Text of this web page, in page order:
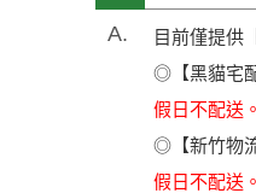
A.
目前僅提供
◎【黑貓宅
假日不配送。
◎【新竹物
假日不配送。